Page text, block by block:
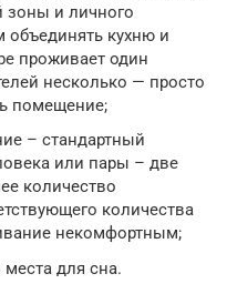
зоны и личного
объединять кухню и
проживает один
несколько — просто
помещение;
– стандартный
или пары – две
количество
количества
некомфортным;
для сна.